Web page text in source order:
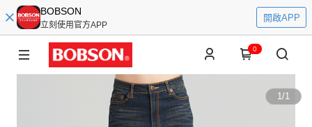
BOBSON
立刻使用官方APP
開啟APP
0
1/1